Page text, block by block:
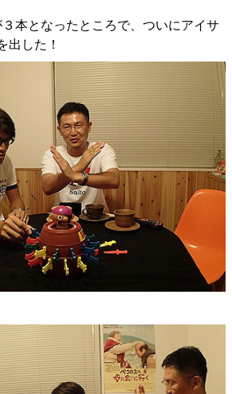
本となったところで、ついにアイサ
出した！